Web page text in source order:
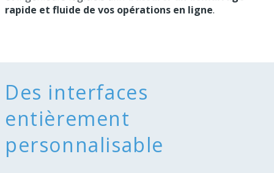
rapide et fluide de vos opérations en ligne.
Des interfaces
entièrement
personnalisable